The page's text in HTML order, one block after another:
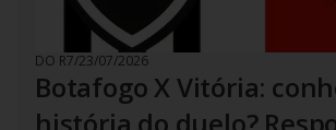
DO R7/23/07/2026
Botafogo X Vitória: